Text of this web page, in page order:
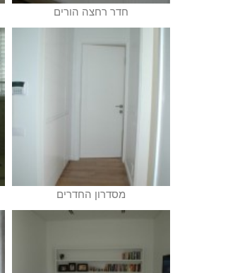
חדר רחצה הורים
מסדרון החדרים